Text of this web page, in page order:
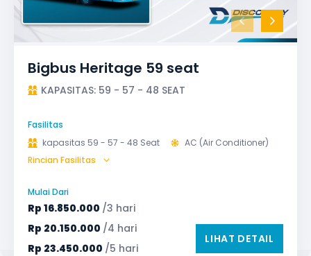
Bigbus Heritage 59 seat
KAPASITAS: 59 - 57 - 48 SEAT
Fasilitas
kapasitas 59 - 57 - 48 Seat
AC (Air Conditioner)
Bagasi
GPS
Safety Tools (P3K, Windows Breaker, dll)
TV LED & Android System
Water Dispenser
Rincian Fasilitas
Mulai Dari
Rp 16.850.000 /3 hari
Rp 20.150.000 /4 hari
Rp 23.450.000 /5 hari
LIHAT DETAIL